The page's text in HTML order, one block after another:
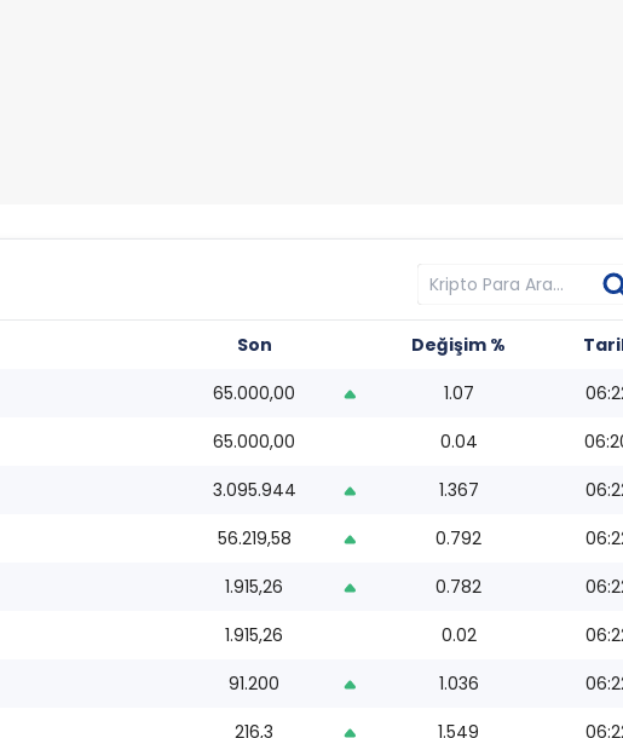
Son Değişim %
65.000,00 1.07
65.000,00 0.04
3.095.944 1.367
56.219,58 0.792
1.915,26 0.782
1.915,26 0.02
91.200 1.036
216,3 1.549